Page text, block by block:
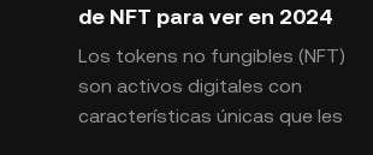
de NFT para ver en 2024
Los tokens no fungibles (NFT)
son activos digitales con
características únicas que les